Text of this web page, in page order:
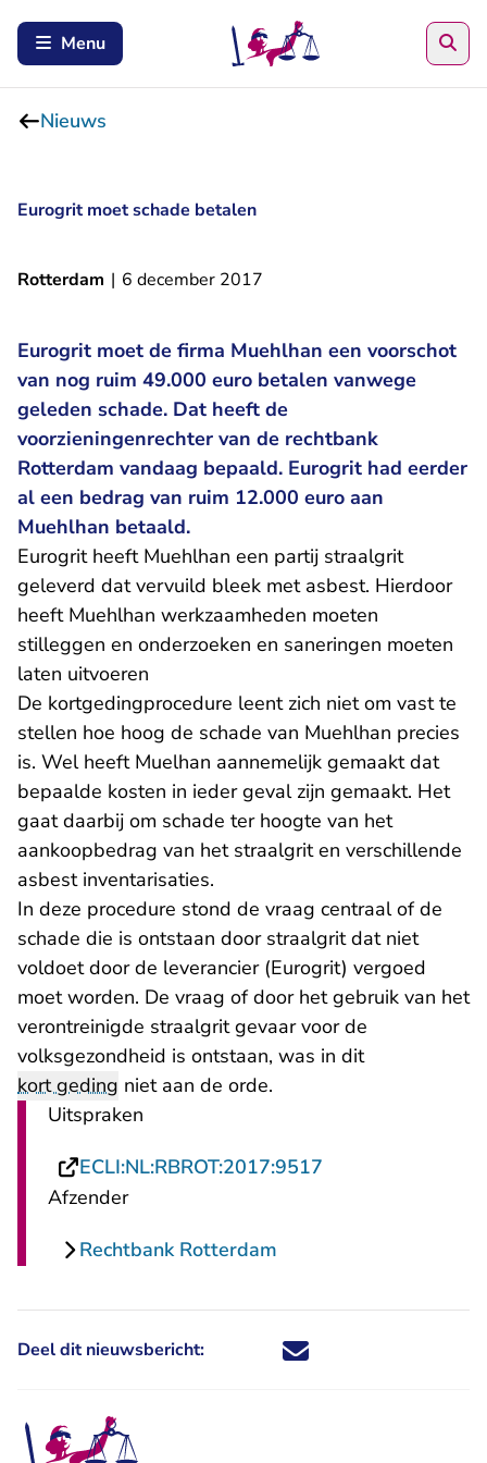
Menu
Nieuws
Eurogrit moet schade betalen
Rotterdam | 6 december 2017
Eurogrit moet de firma Muehlhan een voorschot
van nog ruim 49.000 euro betalen vanwege
geleden schade. Dat heeft de
voorzieningenrechter van de rechtbank
Rotterdam vandaag bepaald. Eurogrit had eerder
al een bedrag van ruim 12.000 euro aan
Muehlhan betaald.
Eurogrit heeft Muehlhan een partij straalgrit
geleverd dat vervuild bleek met asbest. Hierdoor
heeft Muehlhan werkzaamheden moeten
stilleggen en onderzoeken en saneringen moeten
laten uitvoeren
De kortgedingprocedure leent zich niet om vast te
stellen hoe hoog de schade van Muehlhan precies
is. Wel heeft Muelhan aannemelijk gemaakt dat
bepaalde kosten in ieder geval zijn gemaakt. Het
gaat daarbij om schade ter hoogte van het
aankoopbedrag van het straalgrit en verschillende
asbest inventarisaties.
In deze procedure stond de vraag centraal of de
schade die is ontstaan door straalgrit dat niet
voldoet door de leverancier (Eurogrit) vergoed
moet worden. De vraag of door het gebruik van het
verontreinigde straalgrit gevaar voor de
volksgezondheid is ontstaan, was in dit
kort geding niet aan de orde.
Uitspraken
ECLI:NL:RBROT:2017:9517
Afzender
Rechtbank Rotterdam
Deel dit nieuwsbericht: Deel dit nieuwsbericht via X -
Deel dit nieuwsbericht via
Deel dit nieuwsbericht
Deel dit